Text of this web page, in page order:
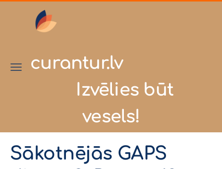
curantur.lv
Izvēlies būt
vesels!
Sākotnējās GAPS